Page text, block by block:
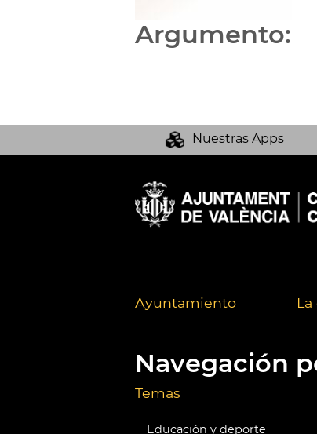
Argumento:
Nuestras Apps
Ayuntamiento
Navegación
Temas
Educación y deporte